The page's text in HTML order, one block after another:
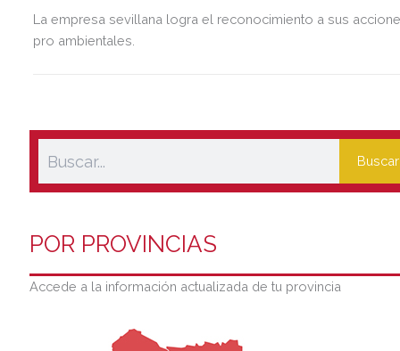
La empresa sevillana logra el reconocimiento a sus
pro ambientales.
Buscar
POR PROVINCIAS
Accede a la información actualizada de tu provincia